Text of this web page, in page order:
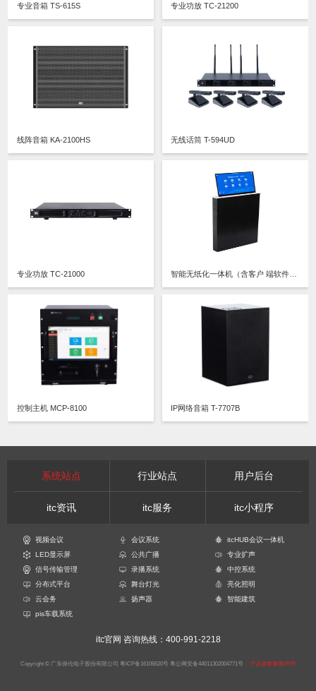
专业音箱 TS-615S 专业功放 TC-21200
线阵音箱 KA-2100HS 无线话筒 T-594UD
专业功放 TC-21000
控制主机 MCP-8100 IP网络音箱 T-7707B
系统站点 行业站点 用户后台
itc资讯 itc服务 itc小程序
视频会议 会议系统
itcHUB会议一体机
LED显示屏
公共广播
专业扩声
信号传输管理
录播系统
中控系统
分布式平台
舞台灯光
亮化照明
云会务
扬声器
智能建筑
pis车载系统
itc官网 咨询热线：400-991-2218
Copyright © 广东保伦电子股份有限公司 粤ICP备16106620号 粤公网安备44011302004771号 产品参数解释声明